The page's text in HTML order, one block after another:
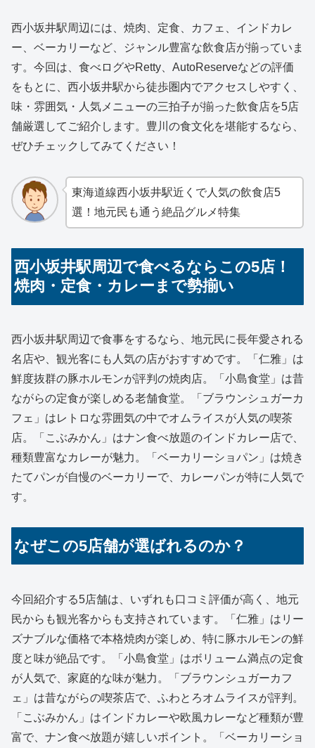
西小坂井駅周辺には、焼肉、定食、カフェ、インドカレ
ー、ベーカリーなど、ジャンル豊富な飲食店が揃っていま
す。今回は、食べログやRetty、AutoReserveなどの評価
をもとに、西小坂井駅から徒歩圏内でアクセスしやすく、
味・雰囲気・人気メニューの三拍子が揃った飲食店を5店
舗厳選してご紹介します。豊川の食文化を堪能するなら、
ぜひチェックしてみてください！
東海道線西小坂井駅近くで人気の飲食店5
選！地元民も通う絶品グルメ特集
西小坂井駅周辺で食べるならこの5店！
焼肉・定食・カレーまで勢揃い
西小坂井駅周辺で食事をするなら、地元民に長年愛される
名店や、観光客にも人気の店がおすすめです。「仁雅」は
鮮度抜群の豚ホルモンが評判の焼肉店。「小島食堂」は昔
ながらの定食が楽しめる老舗食堂。「ブラウンシュガーカ
フェ」はレトロな雰囲気の中でオムライスが人気の喫茶
店。「こぶみかん」はナン食べ放題のインドカレー店で、
種類豊富なカレーが魅力。「ベーカリーショパン」は焼き
たてパンが自慢のベーカリーで、カレーパンが特に人気で
す。
なぜこの5店舗が選ばれるのか？
今回紹介する5店舗は、いずれも口コミ評価が高く、地元
民からも観光客からも支持されています。「仁雅」はリー
ズナブルな価格で本格焼肉が楽しめ、特に豚ホルモンの鮮
度と味が絶品です。「小島食堂」はボリューム満点の定食
が人気で、家庭的な味が魅力。「ブラウンシュガーカフ
ェ」は昔ながらの喫茶店で、ふわとろオムライスが評判。
「こぶみかん」はインドカレーや欧風カレーなど種類が豊
富で、ナン食べ放題が嬉しいポイント。「ベーカリーショ